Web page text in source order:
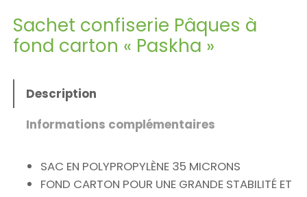
Sachet confiserie Pâques à
fond carton « Paskha »
Description
Informations complémentaires
SAC EN POLYPROPYLÈNE 35 MICRONS
FOND CARTON POUR UNE GRANDE STABILITÉ ET